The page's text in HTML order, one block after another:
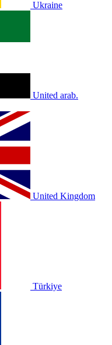
Ukraine
United arab.
United Kingdom
Türkiye